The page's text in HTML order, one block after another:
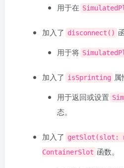
用于在
加入了 disconnect()
用于将
加入了 isSprinting 属
用于返回或设置
态。
加入了 getSlot(slot:
ContainerSlot 函数。